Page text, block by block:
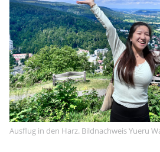
Ausflug in den Harz. Bildnachweis Yueru